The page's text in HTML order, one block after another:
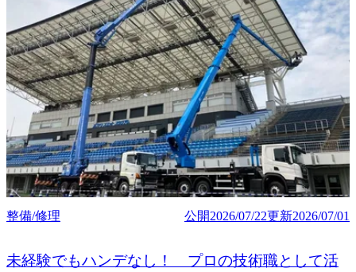
整備/修理 公開2026/07/22更新2026/07/01
未経験でもハンデなし！ プロの技術職として活